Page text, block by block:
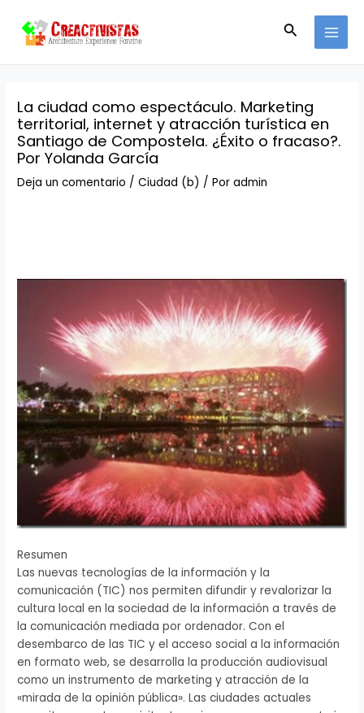
contenido
Buscar
La ciudad como espectáculo. Marketing
territorial, internet y atracción turística en
Santiago de Compostela. ¿Éxito o fracaso?.
Por Yolanda García
Deja un comentario /Ciudad (b) / Poradmin
Resumen
Las nuevas tecnologías de la información y la
comunicación (TIC) nos permiten difundir y revalorizar la
cultura local en la sociedad de la información a través de
la comunicación mediada por ordenador. Con el
desembarco de las TIC y el acceso social a la información
en formato web, se desarrolla la producción audiovisual
como un instrumento de marketing y atracción de la
«mirada de la opinión pública». Las ciudades actuales
de
entradas